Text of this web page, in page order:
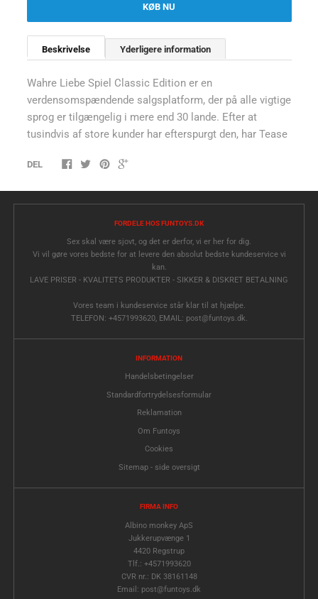
KØB NU
Beskrivelse Yderligere information
Wahre Liebe Spiel Classic Edition er en
verdensomspændende salgsplatform, der på alle vigtige
sprog er tilgængelig i mere end 30 lande. Efter at
tusindvis af store kunder har efterspurgt den, har Tease
DEL
FORDELE HOS FUNTOYS.DK
Sex skal være sjovt, og det er derfor, vi er her for dig.
Vi vil gøre vores bedste for at levere den absolut bedste kundeservice vi
kan.
LAVE PRISER - KVALITETS PRODUKTER - SIKKER & DISKRET BETALNING
Vores team i kundeservice står klar til at hjælpe.
TELEFON: +4571993620, EMAIL: post@funtoys.dk.
INFORMATION
Handelsbetingelser
Standardfortrydelsesformular
Reklamation
Om Funtoys
Cookies
Sitemap - side oversigt
FIRMA INFO
Albino monkey ApS
Jukkerupvænge 1
4420 Regstrup
Tlf.: +4571993620
CVR nr.: DK 38161148
Email: post@funtoys.dk